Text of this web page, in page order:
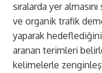
sıralarda yer
ve organik trafik
yaparak
aranan terimleri
kelimelerle